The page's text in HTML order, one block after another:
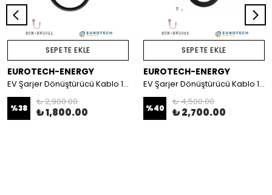
SEPETE EKLE
EUROTECH-ENERGY
EV Şarjer Dönüştürücü Kablo 1/3 Faz
%38
₺ 2,900.00
₺ 1,800.00
SEPETE EKLE
EUROTECH-ENERGY
EV Şarjer Dönüştürücü Kablo 1/3 Faz (3 Metre)
%40
₺ 4,500.00
₺ 2,700.00